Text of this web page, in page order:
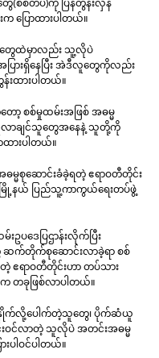
ပြောထားပါတယ်။
တွေထဲမှာလည်း သူ့လိုပဲ
ပြားရှိနေပြီး အဲဒီလူတွေကိုလည်း
ထားပါတယ်။
ာ့ စစ်မှုထမ်းအဖြစ် အဓမ္မ
လာချင်သူတွေအနေနဲ့ သူတို့ကို
ားပါတယ်။
မ္မစုဆောင်းခံခဲ့ရတဲ့ ဧရာဝတီတိုင်း
ြို့နယ် ပြည်သူ့ကာကွယ်ရေးတပ်ဖွဲ့
ဥပဒေပြဌာန်းလိုက်ပြီး
က်တိုက်စုဆောင်းလာခဲ့ရာ စစ်
တဲ့ ဧရာဝတီတိုင်းဟာ တပ်သား
တခုဖြစ်လာပါတယ်။
က်လို့ပေါက်တဲ့သူတွေ၊ ပိုက်ဆံယူ
ဝင်လာတဲ့ သူလိုပဲ အတင်းအဓမ္မ
ပါဝင်ပါတယ်။